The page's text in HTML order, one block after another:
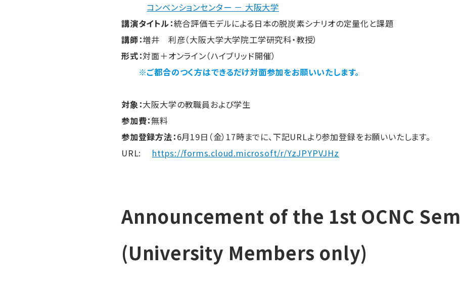
コンベンションセンター － 大阪大学
講演タイトル：統合評価モデルによる日本の脱炭素シナリオの定量化と課題
講師：増井 利彦（大阪大学大学院工学研究科・教授）
形式：対面＋オンライン（ハイブリッド開催）
※ご都合のつく方はできるだけ対面参加をお願いいたします。
対象：大阪大学の教職員および学生
参加費：無料
参加登録方法：6月19日（金）17時までに、下記URLより参加登録をお願いいたします。
URL: https://forms.cloud.microsoft/r/YzJPYPVJHz
Announcement of the 1st OCNC
(University Members only)